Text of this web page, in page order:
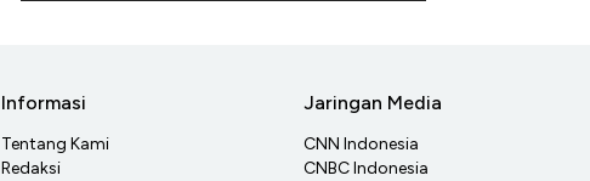
Informasi
Tentang Kami
Redaksi
Jaringan Media
CNN Indonesia
CNBC Indonesia